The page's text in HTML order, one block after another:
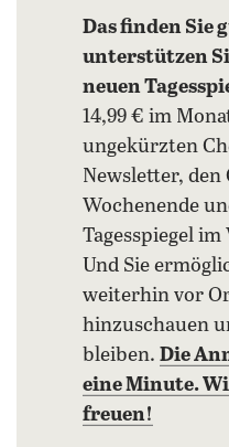
Das finden Sie
unterstützen
neuen
14,99 € im
ungekürzten
Newsletter,
Wochenende
Tagesspiegel
Und Sie
weiterhin vor
hinzuschauen
bleiben. Die
eine Minute.
freuen!